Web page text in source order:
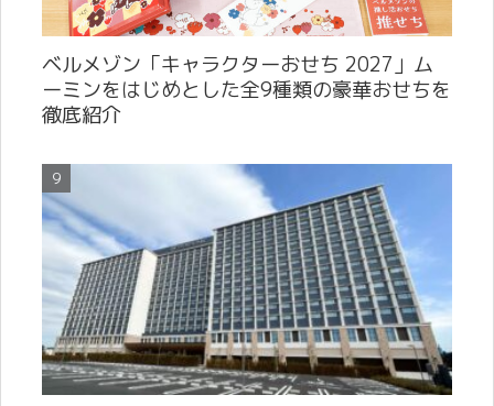
ベルメゾン「キャラクターおせち 2027」ム
ーミンをはじめとした全9種類の豪華おせちを
徹底紹介